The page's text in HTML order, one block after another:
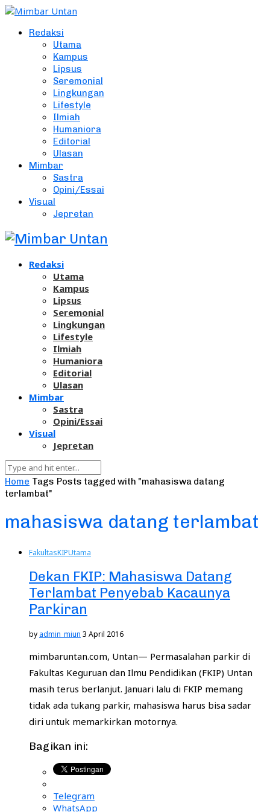
Redaksi
Utama
Kampus
Lipsus
Seremonial
Lingkungan
Lifestyle
Ilmiah
Humaniora
Editorial
Ulasan
Mimbar
Sastra
Opini/Essai
Visual
Jepretan
Redaksi
Utama
Kampus
Lipsus
Seremonial
Lingkungan
Lifestyle
Ilmiah
Humaniora
Editorial
Ulasan
Mimbar
Sastra
Opini/Essai
Visual
Jepretan
Home Tags Posts tagged with "mahasiswa datang
terlambat"
mahasiswa datang terlambat
FakultasKIPUtama
Dekan FKIP: Mahasiswa Datang
Terlambat Penyebab Kacaunya
Parkiran
by admin_miun 3 April 2016
mimbaruntan.com, Untan— Permasalahan parkir di
Fakultas Keguruan dan Ilmu Pendidikan (FKIP) Untan
masih terus berlanjut. Januari lalu di FKIP memang
tidak ada tukang parkir, mahasiswa harus bisa sadar
diri untuk memarkirkan motornya.
Bagikan ini:
Telegram
WhatsApp